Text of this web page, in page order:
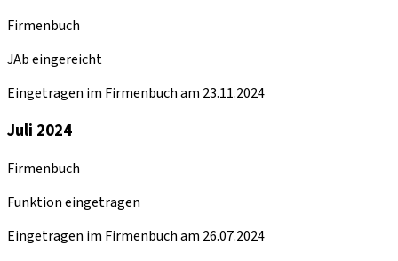
Firmenbuch
JAb eingereicht
Eingetragen im Firmenbuch am 23.11.2024
Juli 2024
Firmenbuch
Funktion eingetragen
Eingetragen im Firmenbuch am 26.07.2024